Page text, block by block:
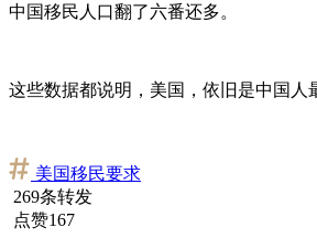
中国移民人口翻了六番还多。
这些数据都说明，美国，依旧是中国人
美国移民要求
269条转发
点赞167